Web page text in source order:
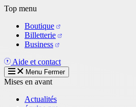
Aller
contenu
principal
Top menu
Boutique
Billetterie
Business
Aide et contact
Menu Fermer
Mises en avant
Actualités